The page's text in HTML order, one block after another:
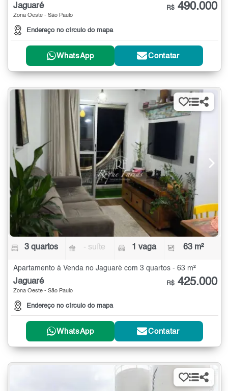
Jaguaré
Zona Oeste - São Paulo
Endereço no círculo do mapa
R$ 490.000
WhatsApp Contatar
3 quartos - suíte 1 vaga 63 m²
Apartamento à Venda no Jaguaré com 3 quartos - 63 m²
Jaguaré
Zona Oeste - São Paulo
Endereço no círculo do mapa
R$ 425.000
WhatsApp Contatar